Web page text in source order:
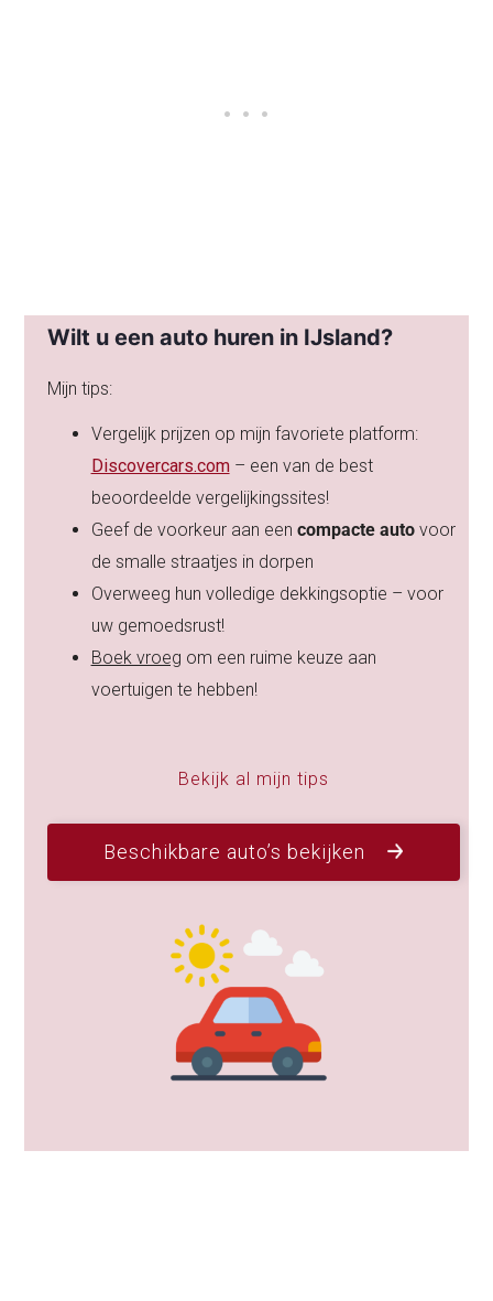
Wilt u een auto huren in IJsland?
Mijn tips:
Vergelijk prijzen op mijn favoriete platform:
Discovercars.com – een van de best
beoordeelde vergelijkingssites!
Geef de voorkeur aan een compacte autovoor
de smalle straatjes in dorpen
Overweeg hun volledige dekkingsoptie – voor
uw gemoedsrust!
Boek vroeg om een ruime keuze aan
voertuigen te hebben!
Bekijk al mijn tips
Beschikbare auto’s bekijken